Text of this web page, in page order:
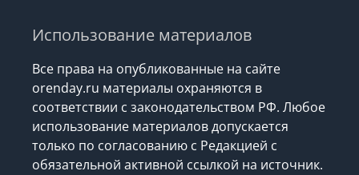
Использование материалов
Все права на опубликованные на сайте
orenday.ru материалы охраняются в
соответствии с законодательством РФ. Любое
использование материалов допускается
только по согласованию с Редакцией с
обязательной активной ссылкой на источник.